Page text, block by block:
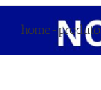
home-